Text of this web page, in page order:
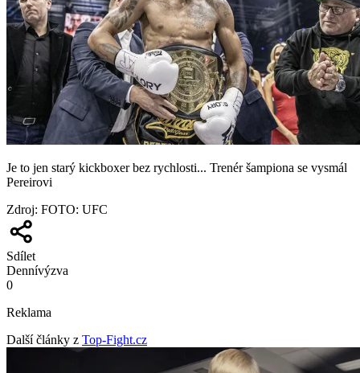
Je to jen starý kickboxer bez rychlosti... Trenér šampiona se vysmál
Pereirovi
Zdroj: FOTO: UFC
Sdílet
Dennívýzva
0
Reklama
Další články z Top-Fight.cz